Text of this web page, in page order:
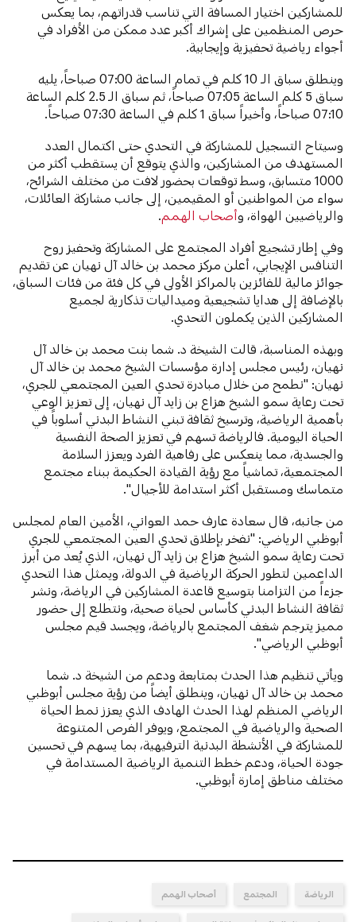
للمشاركين اختيار المسافة التي تناسب قدراتهم، بما يعكس
حرص المنظمين على إشراك أكبر عدد ممكن من الأفراد في
أجواء رياضية تحفيزية وإيجابية.
وينطلق سباق الـ 10 كلم في تمام الساعة 07:00 صباحاً، يليه
سباق 5 كلم الساعة 07:05 صباحاً، ثم سباق الـ 2.5 كلم الساعة
07:10 صباحاً، وأخيراً سباق 1 كلم في الساعة 07:30 صباحاً.
وسيتاح التسجيل للمشاركة في التحدي حتى اكتمال العدد
المستهدف من المشاركين، والذي يتوقع أن يستقطب أكثر من
1000 متسابق، وسط توقعات بحضور لافت من مختلف الشرائح،
سواء من المواطنين أو المقيمين، إلى جانب مشاركة العائلات،
والرياضيين الهواة، وأصحاب الهمم.
وفي إطار تشجيع أفراد المجتمع على المشاركة وتحفيز روح
التنافس الإيجابي، أعلن مركز محمد بن خالد آل نهيان عن تقديم
جوائز مالية للفائزين بالمراكز الأولى في كل فئة من فئات السباق،
بالإضافة إلى هدايا تشجيعية وميداليات تذكارية لجميع
المشاركين الذين يكملون التحدي.
وبهذه المناسبة، قالت الشيخة د. شما بنت محمد بن خالد آل
نهيان، رئيس مجلس إدارة مؤسسات الشيخ محمد بن خالد آل
نهيان: "نطمح من خلال مبادرة تحدي العين المجتمعي للجري،
تحت رعاية سمو الشيخ هزاع بن زايد آل نهيان، إلى تعزيز الوعي
بأهمية الرياضية، وترسيخ ثقافة تبني النشاط البدني أسلوباً في
الحياة اليومية. فالرياضة تسهم في تعزيز الصحة النفسية
والجسدية، مما ينعكس على رفاهية الفرد ويعزز السلامة
المجتمعية، تماشياً مع رؤية القيادة الحكيمة ببناء مجتمع
متماسك ومستقبل أكثر استدامة للأجيال".
من جانبه، قال سعادة عارف حمد العواني، الأمين العام لمجلس
أبوظبي الرياضي: "نفخر بإطلاق تحدي العين المجتمعي للجري
تحت رعاية سمو الشيخ هزاع بن زايد آل نهيان، الذي يُعد من أبرز
الداعمين لتطور الحركة الرياضية في الدولة، ويمثل هذا التحدي
جزءاً من التزامنا بتوسيع قاعدة المشاركين في الرياضة، ونشر
ثقافة النشاط البدني كأساس لحياة صحية، ونتطلع إلى حضور
مميز يترجم شغف المجتمع بالرياضة، ويجسد قيم مجلس
أبوظبي الرياضي".
ويأتي تنظيم هذا الحدث بمتابعة ودعم من الشيخة د. شما
محمد بن خالد آل نهيان، وينطلق أيضاً من رؤية مجلس أبوظبي
الرياضي المنظم لهذا الحدث الهادف الذي يعزز نمط الحياة
الصحية والرياضية في المجتمع، ويوفر الفرص المتنوعة
للمشاركة في الأنشطة البدنية الترفيهية، بما يسهم في تحسين
جودة الحياة، ودعم خطط التنمية الرياضية المستدامة في
مختلف مناطق إمارة أبوظبي.
الرياضة المجتمع أصحاب الهمم